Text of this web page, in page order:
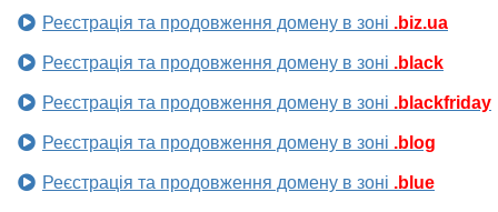
Реєстрація та продовження домену в зоні .biz.ua
Реєстрація та продовження домену в зоні .black
Реєстрація та продовження домену в зоні .blackfriday
Реєстрація та продовження домену в зоні .blog
Реєстрація та продовження домену в зоні .blue